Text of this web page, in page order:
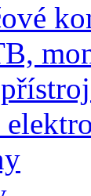
elektro